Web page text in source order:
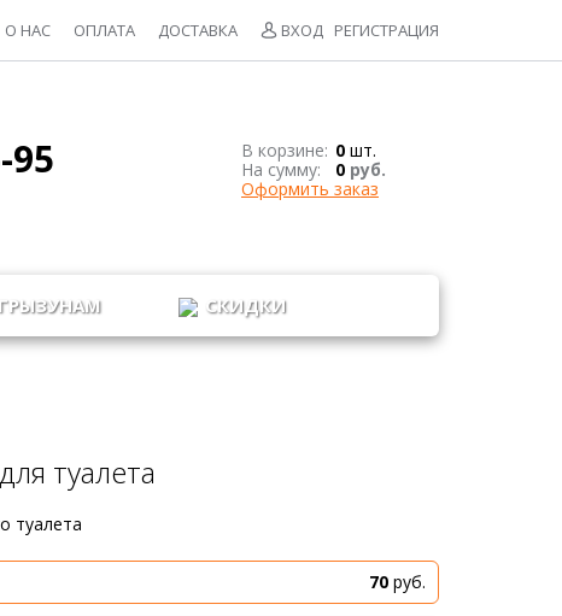
О НАС ОПЛАТА ДОСТАВКА ВХОД РЕГИСТРАЦИЯ
95 В корзине: 0шт.
На сумму:
0 руб.
Оформить заказ
ГРЫЗУНАМ СКИДКИ
туалета
туалета
70 руб.